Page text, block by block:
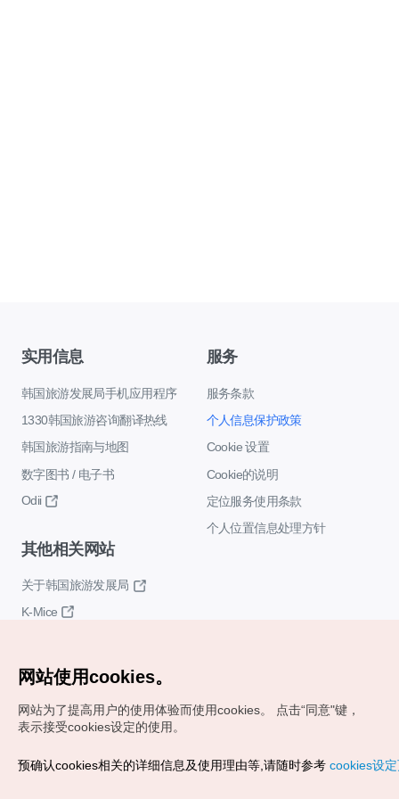
实用信息
韩国旅游发展局手机应用程序
1330韩国旅游咨询翻译热线
韩国旅游指南与地图
数字图书 / 电子书
Odii
服务
服务条款
个人信息保护政策
Cookie 设置
Cookie的说明
定位服务使用条款
个人位置信息处理方针
其他相关网站
关于韩国旅游发展局
K-Mice
Copyrights (c) 韩国旅游发展局版权所有
网站使用cookies。
网站为了提高用户的使用体验而使用cookies。
点击“同意"键，
表示接受cookies设定的使用。
预确认cookies相关的详细信息及使用理由等,请随时参考 cookies设